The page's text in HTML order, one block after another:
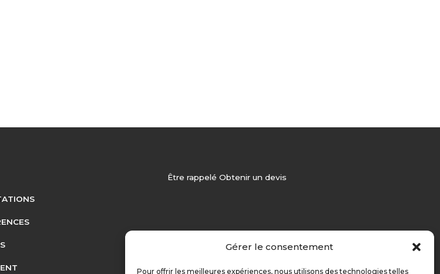
Gérer le consentement
Pour offrir les meilleures expériences, nous utilisons des technologies telles
Être rappelé Obtenir un devis